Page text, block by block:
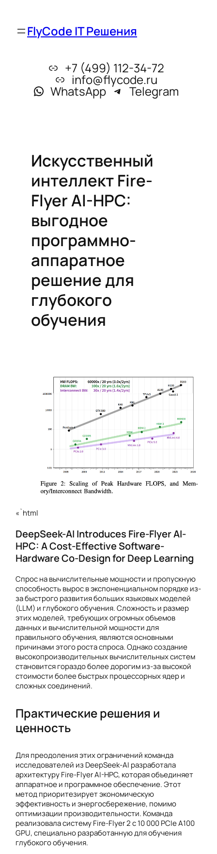
FlyCode IT Решения
+7 (499) 112-34-72
info@flycode.ru
WhatsApp Telegram
Искусственный
интеллект Fire-
Flyer AI-HPC:
выгодное
программно-
аппаратное
решение для
глубокого
обучения
«`html
DeepSeek-AI Introduces Fire-Flyer AI-
HPC: A Cost-Effective Software-
Hardware Co-Design for Deep Learning
Спрос на вычислительные мощности и пропускную
способность вырос в экспоненциальном порядке из-
за быстрого развития больших языковых моделей
(LLM) и глубокого обучения. Сложность и размер
этих моделей, требующих огромных объемов
данных и вычислительной мощности для
правильного обучения, являются основными
причинами этого роста спроса. Однако создание
высокопроизводительных вычислительных систем
становится гораздо более дорогим из-за высокой
стоимости более быстрых процессорных ядер и
сложных соединений.
Практические решения и
ценность
Для преодоления этих ограничений команда
исследователей из DeepSeek-AI разработала
архитектуру Fire-Flyer AI-HPC, которая объединяет
аппаратное и программное обеспечение. Этот
метод приоритезирует экономическую
эффективность и энергосбережение, помимо
оптимизации производительности. Команда
реализовала систему Fire-Flyer 2 с 10 000 PCIe A100
GPU, специально разработанную для обучения
глубокого обучения.